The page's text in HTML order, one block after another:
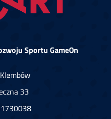
Sportu GameOn
33